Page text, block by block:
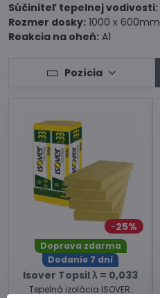
Súčiniteľ tepelnej vodivosti:
Rozmer dosky: 1000 x 600mm
Reakcia na oheň: A1
Pozícia
25%
Doprava zdarma
Dodanie 7 dní
Isover Topsil λ = 0,033
Tepelná izolácia ISOVER.